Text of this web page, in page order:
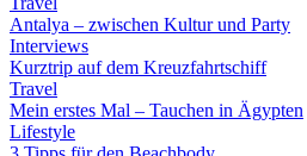
Antalya – zwischen Kultur und Party
Interviews
Kurztrip auf dem Kreuzfahrtschiff
Travel
Mein erstes Mal – Tauchen in Ägypten
Lifestyle